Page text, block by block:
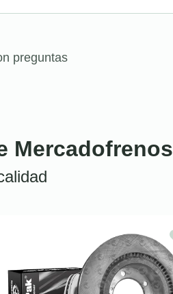
preguntas
Mercadofrenos